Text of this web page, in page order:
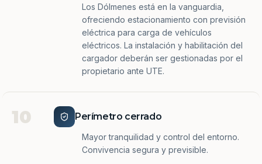
Los Dólmenes está en la vanguardia,
ofreciendo estacionamiento con previsión
eléctrica para carga de vehículos
eléctricos. La instalación y habilitación del
cargador deberán ser gestionadas por el
propietario ante UTE.
10 Perímetro cerrado
Mayor tranquilidad y control del entorno.
Convivencia segura y previsible.